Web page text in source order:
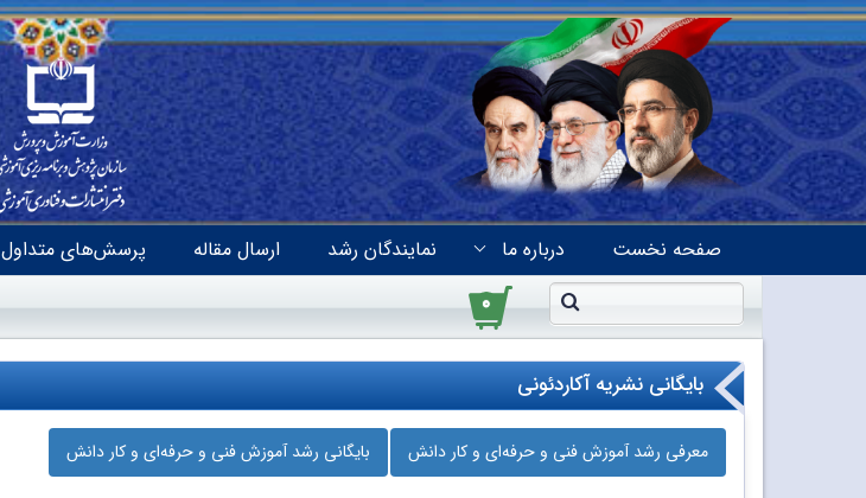
صفحه نخست درباره ما نمایندگان رشد ارسال مقاله پرسش‌های متداول
۰
بایگانی نشریه آکاردئونی
معرفی رشد آموزش فنی و حرفه‌ای و کار دانش بایگانی رشد آموزش فنی و حرفه‌ای و کار دانش